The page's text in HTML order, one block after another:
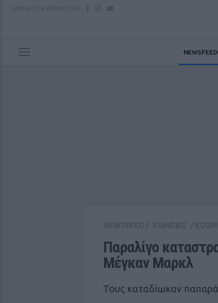
NEWSFEED
Παραλίγο
Μέγκαν Μαρκλ
Τους καταδίωκαν